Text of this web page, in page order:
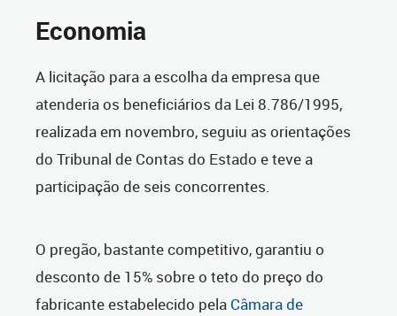
Economia
A licitação para a escolha da empresa que
atenderia os beneficiários da Lei 8.786/1995,
realizada em novembro, seguiu as orientações
do Tribunal de Contas do Estado e teve a
participação de seis concorrentes.
O pregão, bastante competitivo, garantiu o
desconto de 15% sobre o teto do preço do
fabricante estabelecido pela Câmara de